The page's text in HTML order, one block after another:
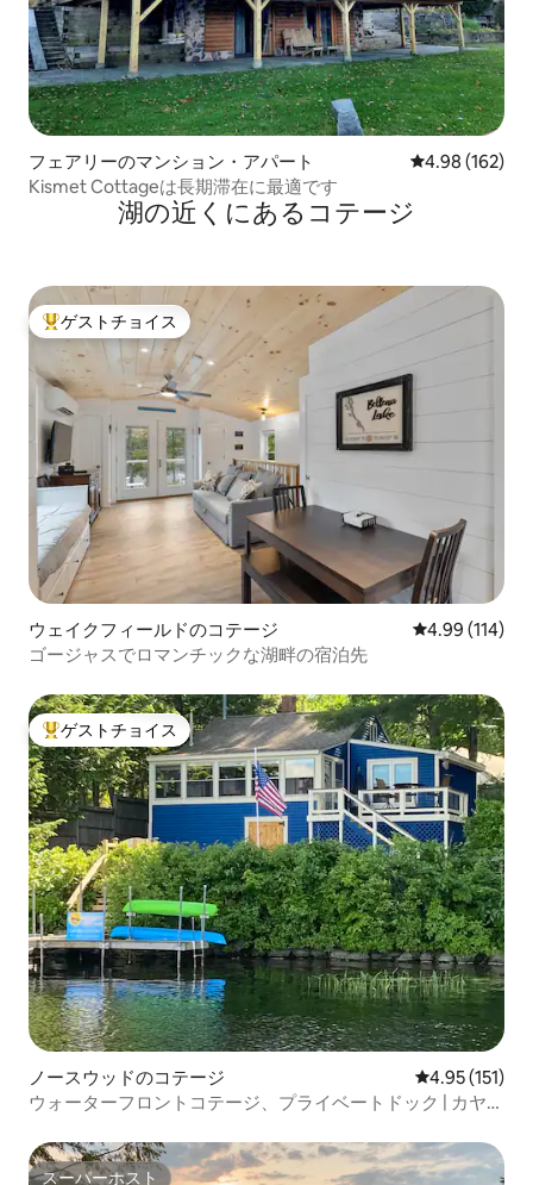
フェアリーのマンション・アパート レビュー162
4.98 (162)
Kismet Cottageは長期滞在に最適です
湖の近くにあるコテージ
大好評のゲストチョイスです。
ゲストチョイス
ウェイクフィールドのコテージ レビュー114
4.99 (114)
ゴージャスでロマンチックな湖畔の宿泊先
大好評のゲストチョイスです。
ゲストチョイス
ノースウッドのコテージ レビュー151
4.95 (151)
ウォーターフロントコテージ、プライベートドック | カヤッ
スーパーホスト